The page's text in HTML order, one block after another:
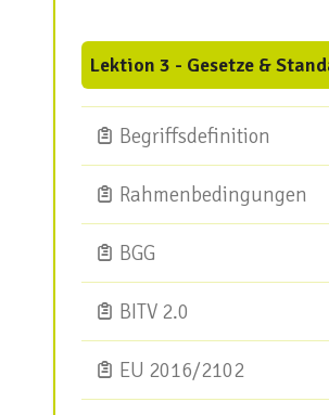
Lektion 3 - Gesetze &
Begriffsdefinition
Rahmenbedingungen
BGG
BITV 2.0
EU 2016/2102